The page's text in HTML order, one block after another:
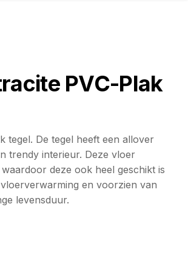
PVC-Plak
tegel. De tegel heeft een allover
trendy interieur. Deze vloer
deze ook heel geschikt is
en voorzien van
levensduur.